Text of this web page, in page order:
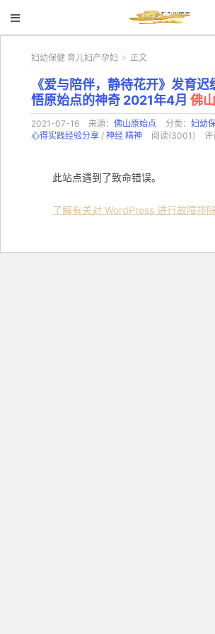
妇幼保健 育儿妇产孕妇 > 正文
《爱与陪伴，静待花开》发育
悟原始点的神奇 2021年4月 佛
2021-07-16 来源： 佛山原始点 分类： 妇幼
心得实践经验分享 / 神经 精神 阅读(3001) 评
此站点遇到了致命错误。
了解有关对 WordPress 进行故障排